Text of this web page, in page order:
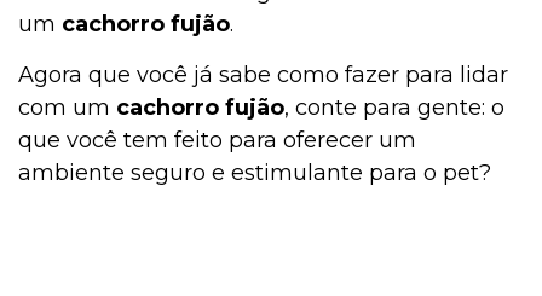
um cachorro fujão.
Agora que você já sabe como fazer para lidar
com um cachorro fujão, conte para gente: o
que você tem feito para oferecer um
ambiente seguro e estimulante para o pet?